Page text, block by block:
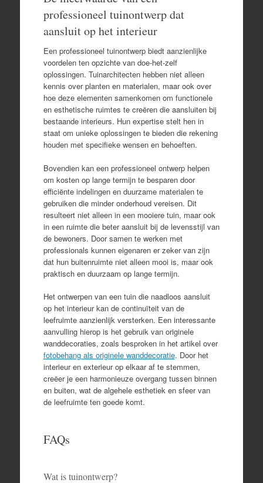
professioneel tuinontwerp dat
aansluit op het interieur
Een professioneel tuinontwerp biedt aanzienlijke
voordelen ten opzichte van doe-het-zelf
oplossingen. Tuinarchitecten hebben niet alleen
kennis over planten en materialen, maar ook over
hoe deze elementen samenkomen om functionele
en esthetische ruimtes te creëren die aansluiten bij
bestaande interieurs. Hun expertise stelt hen in
staat om unieke oplossingen te bieden die rekening
houden met specifieke wensen en behoeften.
Bovendien kan een professioneel ontwerp helpen
om kosten op lange termijn te besparen door
efficiënte indelingen en duurzame materialen te
gebruiken die minder onderhoud vereisen. Dit
resulteert niet alleen in een mooiere tuin, maar ook
in een ruimte die beter aansluit bij de levensstijl van
de bewoners. Door samen te werken met
professionals kunnen eigenaren er zeker van zijn
dat hun buitenruimte niet alleen mooi is, maar ook
praktisch en duurzaam op lange termijn.
Het ontwerpen van een tuin die naadloos aansluit
op het interieur kan de continuïteit van de
leefruimte aanzienlijk versterken. Een interessante
aanvulling hierop is het gebruik van originele
wanddecoraties, zoals besproken in het artikel over
fotobehang als originele wanddecoratie. Door het
interieur en exterieur op elkaar af te stemmen,
creëer je een harmonieuze overgang tussen binnen
en buiten, wat de algehele esthetiek en sfeer van
de leefruimte ten goede komt.
FAQs
Wat is tuinontwerp?